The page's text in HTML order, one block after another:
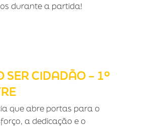
durante a partida!
SER CIDADÃO – 1º
que abre portas para o
a dedicação e o